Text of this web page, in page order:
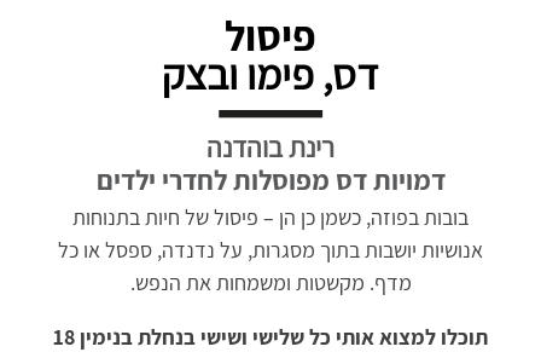
פיסול
דס, פימו ובצק
רינת בוהדנה
דמויות דס מפוסלות לחדרי ילדים
בובות בפוזה, כשמן כן הן – פיסול של חיות בתנוחות
אנושיות יושבות בתוך מסגרות, על נדנדה, ספסל או כל
מדף. מקשטות ומשמחות את הנפש.
תוכלו למצוא אותי כל שלישי ושישי בנחלת בנימין 18